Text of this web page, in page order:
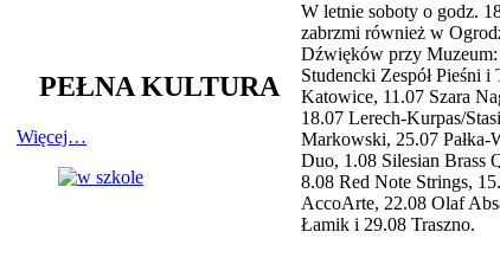
PEŁNA KULTURA
Więcej…
W letnie soboty o godz.
zabrzmi również w
Dźwięków przy
Studencki Zespół Pieśni i
Katowice, 11.07 Szara
18.07 Lerech-Kurpas/
Markowski, 25.07 Pałka-
Duo, 1.08 Silesian Brass
8.08 Red Note Strings,
AccoArte, 22.08 Olaf
Łamik i 29.08 Traszno.